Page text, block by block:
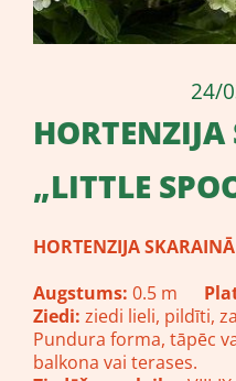
24/
„LITTLE
HORTENZIJA SKARAINĀ
Augstums: 0.5 m
Ziedi: ziedi lieli, pildīti,
Pundura forma, tāpēc
balkona vai terases.